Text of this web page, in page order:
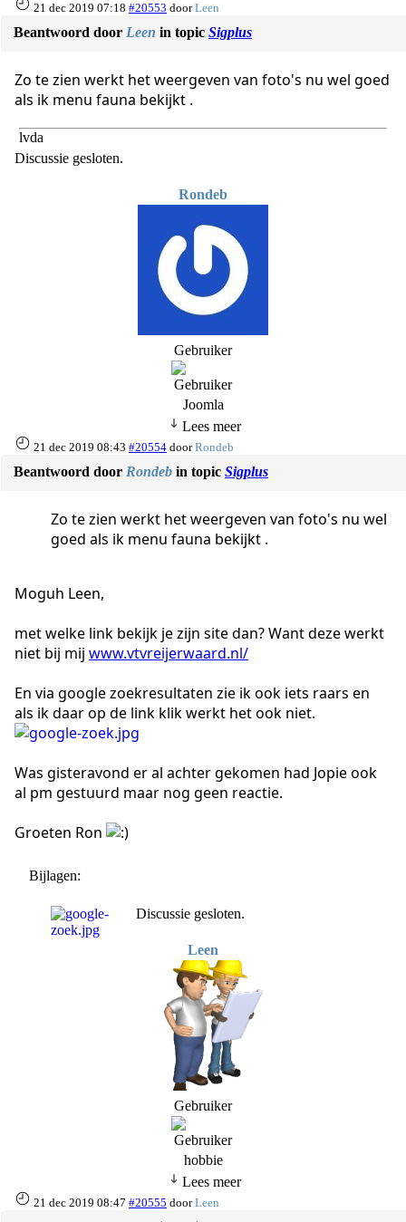
21 dec 2019 07:18 #20553 doorLeen
Beantwoord door Leen in topic Sigplus
Zo te zien werkt het weergeven van foto's nu wel goed
als ik menu fauna bekijkt .
lvda
Discussie gesloten.
Rondeb
Gebruiker
Joomla
Lees meer
21 dec 2019 08:43 #20554 doorRondeb
Beantwoord door Rondeb in topic Sigplus
Zo te zien werkt het weergeven van foto's nu wel
goed als ik menu fauna bekijkt .
Moguh Leen,
met welke link bekijk je zijn site dan? Want deze werkt
niet bij mij www.vtvreijerwaard.nl/
En via google zoekresultaten zie ik ook iets raars en
als ik daar op de link klik werkt het ook niet.
Was gisteravond er al achter gekomen had Jopie ook
al pm gestuurd maar nog geen reactie.
Groeten Ron
Bijlagen:
Discussie gesloten.
Leen
Gebruiker
hobbie
Lees meer
21 dec 2019 08:47 #20555 doorLeen